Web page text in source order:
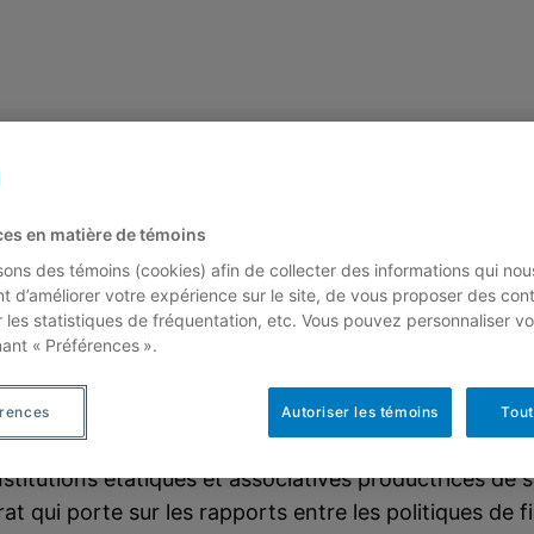
principe de
Par Christian Jetté
Cahier 03-07 – Septembre 2003 – 53 pages
Comme l’air que nous respirons, dit-il, le
par Boltanski et Thévenot (1991) et
étatiques et associatives productrices de
qui porte sur les rapports entre les politiques de
en matière de témoins
des témoins (cookies) afin de collecter des informations qui
d’améliorer votre expérience sur le site, de vous proposer des
les statistiques de fréquentation, etc. Vous pouvez personnaliser
« Préférences ».
Autoriser les témoins